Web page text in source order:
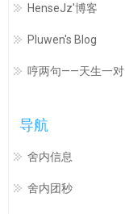
HenseJz'博客
Pluwen's Blog
哼两句——天生一对
导航
舍内信息
舍内团秒